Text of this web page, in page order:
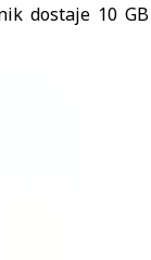
dostaje 10 GB